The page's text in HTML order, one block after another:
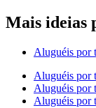
Mais ideias
Aluguéis por
Aluguéis por
Aluguéis por
Aluguéis por